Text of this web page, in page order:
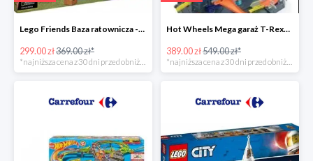
Lego Friends Baza ratownicza -19%
299.00 zł369.00 zł*
Hot Wheels Mega garaż T-Rexa -29%
389.00 zł549.00 zł*